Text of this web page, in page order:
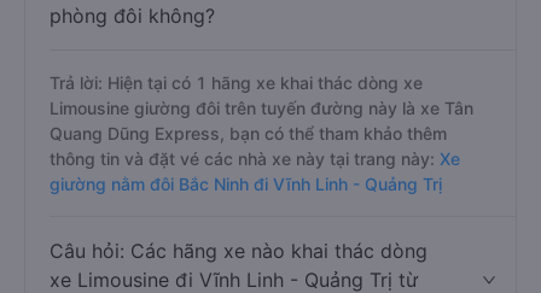
phòng đôi không?
Trả lời: Hiện tại có 1 hãng xe khai thác dòng xe
Limousine giường đôi trên tuyến đường này là xe Tân
Quang Dũng Express, bạn có thể tham khảo thêm
thông tin và đặt vé các nhà xe này tại trang này: Xe
giường nằm đôi Bắc Ninh đi Vĩnh Linh - Quảng Trị
Câu hỏi: Các hãng xe nào khai thác dòng
xe Limousine đi Vĩnh Linh - Quảng Trị từ